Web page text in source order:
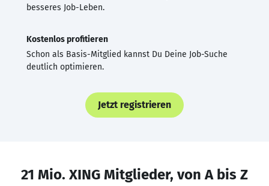
besseres Job-Leben.
Kostenlos profitieren
Schon als Basis-Mitglied kannst Du Deine Job-Suche
deutlich optimieren.
Jetzt registrieren
21 Mio. XING Mitglieder, von A bis Z